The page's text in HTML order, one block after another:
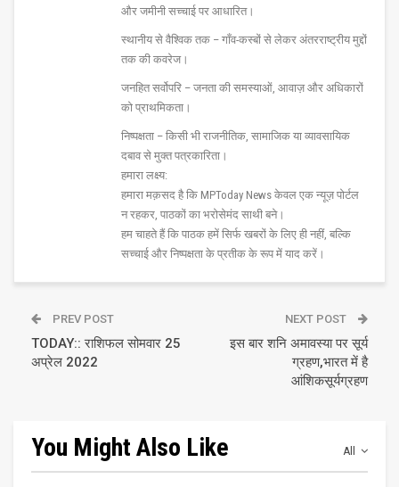
और जमीनी सच्चाई पर आधारित।
स्थानीय से वैश्विक तक – गाँव-कस्बों से लेकर अंतरराष्ट्रीय मुद्दों
तक की कवरेज।
जनहित सर्वोपरि – जनता की समस्याओं, आवाज़ और अधिकारों
को प्राथमिकता।
निष्पक्षता – किसी भी राजनीतिक, सामाजिक या व्यावसायिक
दबाव से मुक्त पत्रकारिता।
हमारा लक्ष्य:
हमारा मक़सद है कि MPToday News केवल एक न्यूज़ पोर्टल
न रहकर, पाठकों का भरोसेमंद साथी बने।
हम चाहते हैं कि पाठक हमें सिर्फ खबरों के लिए ही नहीं, बल्कि
सच्चाई और निष्पक्षता के प्रतीक के रूप में याद करें।
PREV POST
TODAY:: राशिफल सोमवार 25
अप्रेल 2022
NEXT POST
इस बार शनि अमावस्या पर सूर्य
ग्रहण,भारत में है
आंशिकसूर्यग्रहण
All
You Might Also Like